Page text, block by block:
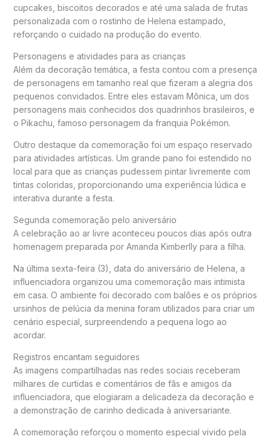
cupcakes, biscoitos decorados e até uma salada de frutas
personalizada com o rostinho de Helena estampado,
reforçando o cuidado na produção do evento.
Personagens e atividades para as crianças
Além da decoração temática, a festa contou com a presença
de personagens em tamanho real que fizeram a alegria dos
pequenos convidados. Entre eles estavam Mônica, um dos
personagens mais conhecidos dos quadrinhos brasileiros, e
o Pikachu, famoso personagem da franquia Pokémon.
Outro destaque da comemoração foi um espaço reservado
para atividades artísticas. Um grande pano foi estendido no
local para que as crianças pudessem pintar livremente com
tintas coloridas, proporcionando uma experiência lúdica e
interativa durante a festa.
Segunda comemoração pelo aniversário
A celebração ao ar livre aconteceu poucos dias após outra
homenagem preparada por Amanda Kimberlly para a filha.
Na última sexta-feira (3), data do aniversário de Helena, a
influenciadora organizou uma comemoração mais intimista
em casa. O ambiente foi decorado com balões e os próprios
ursinhos de pelúcia da menina foram utilizados para criar um
cenário especial, surpreendendo a pequena logo ao
acordar.
Registros encantam seguidores
As imagens compartilhadas nas redes sociais receberam
milhares de curtidas e comentários de fãs e amigos da
influenciadora, que elogiaram a delicadeza da decoração e
a demonstração de carinho dedicada à aniversariante.
A comemoração reforçou o momento especial vivido pela